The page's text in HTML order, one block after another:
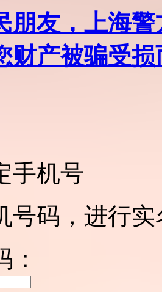
朋友，上海
财产被骗受
手机号
号码，进行